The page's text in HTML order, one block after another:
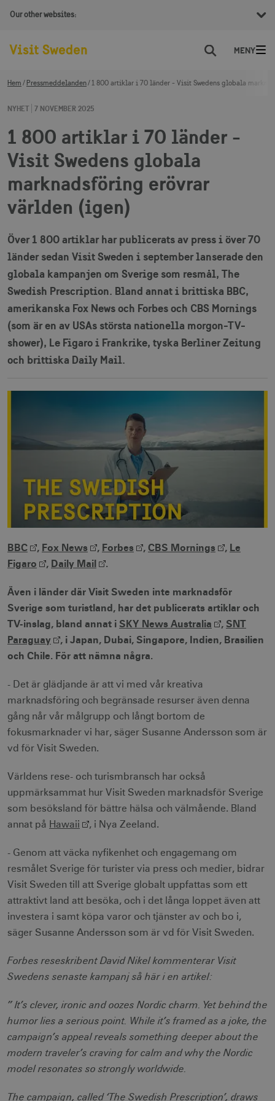
Our other websites:
Sök
Hem Pressmeddelanden 1 800 artiklar i 70 länder - Visit Swedens globala
NYHET 7 NOVEMBER 2025
1 800 artiklar i 70 länder -
Visit Swedens globala
marknadsföring erövrar
världen (igen)
Över 1 800 artiklar har publicerats av press i över 70
länder sedan Visit Sweden i september lanserade den
globala kampanjen om Sverige som resmål, The
Swedish Prescription. Bland annat i brittiska BBC,
amerikanska Fox News och Forbes och CBS Mornings
(som är en av USAs största nationella morgon-TV-
shower), Le Figaro i Frankrike, tyska Berliner Zeitung
och brittiska Daily Mail.
BBC , Fox News , Forbes , CBS Mornings , Le
Figaro
, Daily Mail .
Även i länder där Visit Sweden inte marknadsför
Sverige som turistland, har det publicerats artiklar och
TV-inslag, bland annat i SKY News Australia , SNT
Paraguay
, i Japan, Dubai, Singapore, Indien, Brasilien
och Chile. För att nämna några.
- Det är glädjande är att vi med vår kreativa
marknadsföring och begränsade resurser även denna
gång når vår målgrupp och långt bortom de
fokusmarknader vi har, säger Susanne Andersson som är
vd för Visit Sweden.
Världens rese- och turismbransch har också
uppmärksammat hur Visit Sweden marknadsför Sverige
som besöksland för bättre hälsa och välmående. Bland
annat på Hawaii , i Nya Zeeland.
- Genom att väcka nyfikenhet och engagemang om
resmålet Sverige för turister via press och medier, bidrar
Visit Sweden till att Sverige globalt uppfattas som ett
attraktivt land att besöka, och i det långa loppet även att
investera i samt köpa varor och tjänster av och bo i,
säger Susanne Andersson som är vd för Visit Sweden.
Forbes reseskribent David Nikel kommenterar Visit
Swedens senaste kampanj så här i en artikel:
” It’s clever, ironic and oozes Nordic charm. Yet behind the
humor lies a serious point. While it’s framed as a joke, the
campaign’s appeal reveals something deeper about the
modern traveler’s craving for calm and why the Nordic
model resonates so strongly worldwide.
The campaign, called ‘The Swedish Prescription’, draws